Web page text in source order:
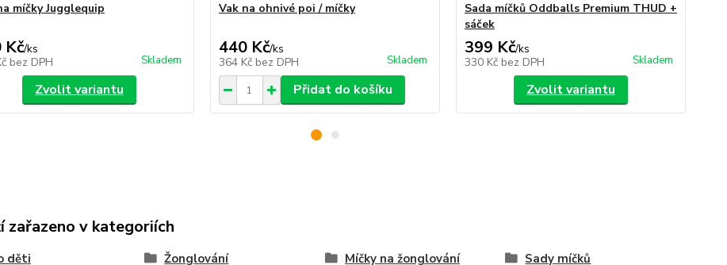
míčky Jugglequip
Kč/ks
bez DPH Skladem
Zvolit variantu
Vak na ohnivé poi / míčky
440 Kč/ks
364 Kč bez DPH Skladem
Přidat do košíku
Sada míčků Oddballs Premium THUD +
sáček
399 Kč/ks
330 Kč bez DPH Skladem
Zvolit variantu
zařazeno v kategoriích
děti Žonglování Míčky na žonglování Sady míčků